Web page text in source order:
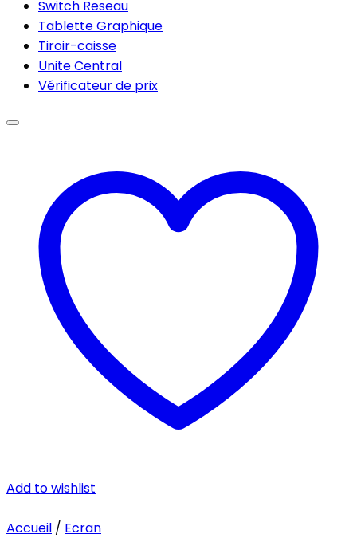
Switch Reseau
Tablette Graphique
Tiroir-caisse
Unite Central
Vérificateur de prix
Add to wishlist
Accueil / Ecran